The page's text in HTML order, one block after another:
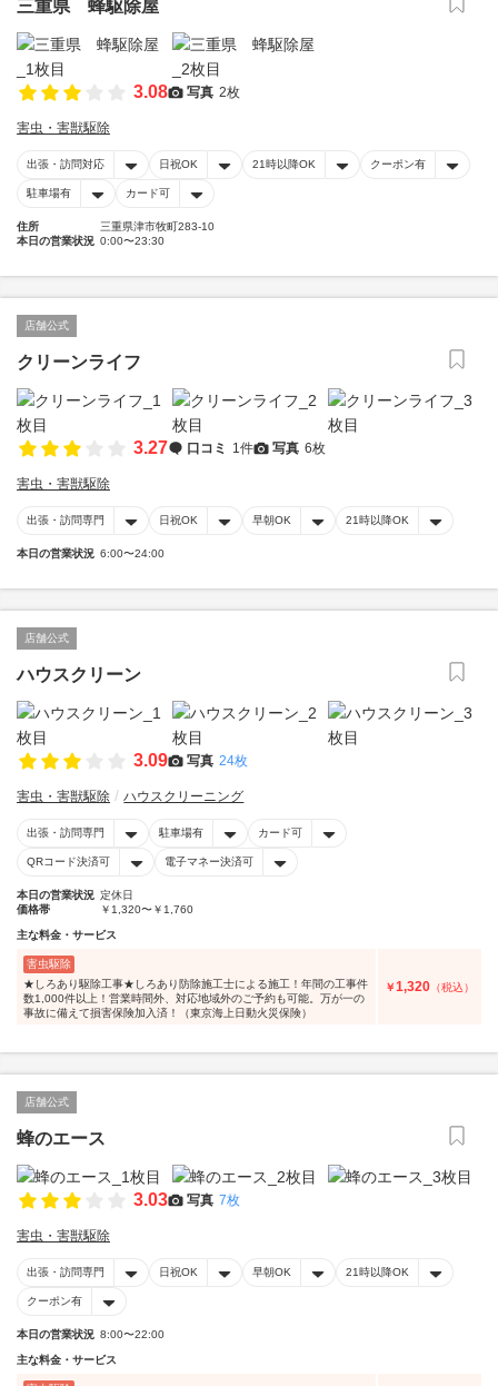
三重県 蜂駆除屋
3.08 写真 2枚
害虫・害獣駆除
出張・訪問対応 日祝OK 21時以降OK クーポン有
駐車場有 カード可
住所
三重県津市牧町283-10
本日の営業状況 0:00〜23:30
店舗公式
クリーンライフ
3.27 口コミ 1件 写真 6枚
害虫・害獣駆除
出張・訪問専門 日祝OK 早朝OK 21時以降OK
本日の営業状況 6:00〜24:00
店舗公式
ハウスクリーン
3.09 写真 24枚
害虫・害獣駆除 ハウスクリーニング
出張・訪問専門 駐車場有 カード可
QRコード決済可 電子マネー決済可
本日の営業状況 定休日
価格帯
￥1,320〜￥1,760
主な料金・サービス
害虫駆除
★しろあり駆除工事★しろあり防除施工士による施工！年間の工事件
数1,000件以上！営業時間外、対応地域外のご予約も可能。万が一の
事故に備えて損害保険加入済！（東京海上日動火災保険）
￥1,320 （税込）
店舗公式
蜂のエース
3.03 写真 7枚
害虫・害獣駆除
出張・訪問専門 日祝OK 早朝OK 21時以降OK
クーポン有
本日の営業状況 8:00〜22:00
主な料金・サービス